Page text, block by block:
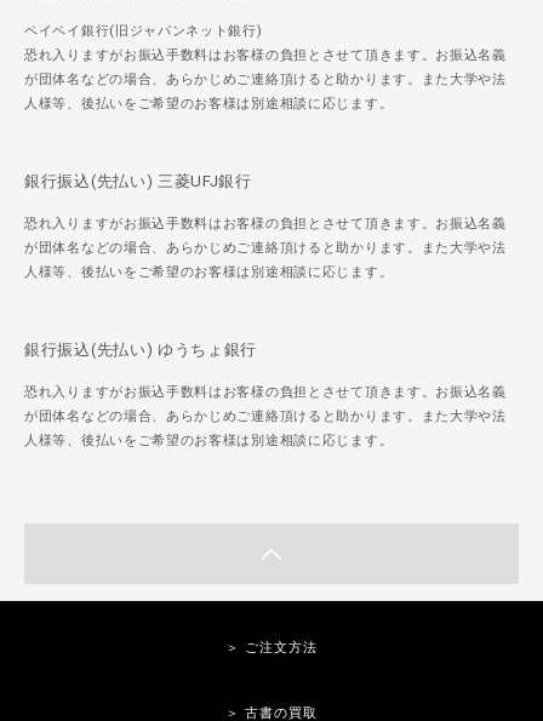
ペイペイ銀行(旧ジャパンネット銀行)
恐れ入りますがお振込手数料はお客様の負担とさせて頂きます。お振込名義
が団体名などの場合、あらかじめご連絡頂けると助かります。また大学や法
人様等、後払いをご希望のお客様は別途相談に応じます。
銀行振込(先払い) 三菱UFJ銀行
恐れ入りますがお振込手数料はお客様の負担とさせて頂きます。お振込名義
が団体名などの場合、あらかじめご連絡頂けると助かります。また大学や法
人様等、後払いをご希望のお客様は別途相談に応じます。
銀行振込(先払い) ゆうちょ銀行
恐れ入りますがお振込手数料はお客様の負担とさせて頂きます。お振込名義
が団体名などの場合、あらかじめご連絡頂けると助かります。また大学や法
人様等、後払いをご希望のお客様は別途相談に応じます。
＞ ご注文方法
＞ 古書の買取